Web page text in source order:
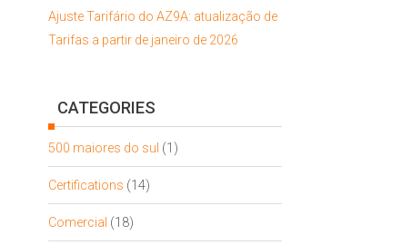
Ajuste Tarifário do AZ9A: atualização de
Tarifas a partir de janeiro de 2026
CATEGORIES
500 maiores do sul (1)
Certifications (14)
Comercial (18)